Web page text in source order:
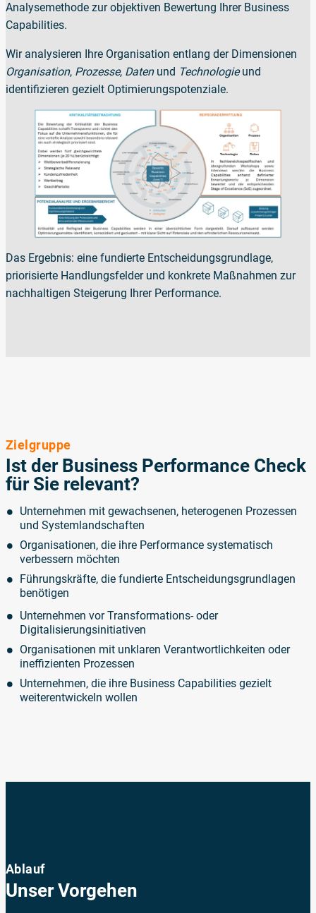
Analysemethode zur objektiven Bewertung Ihrer Business
Capabilities.
Wir analysieren Ihre Organisation entlang der Dimensionen
Organisation, Prozesse, Datenund Technologieund
identifizieren gezielt Optimierungspotenziale.
Das Ergebnis: eine fundierte Entscheidungsgrundlage,
priorisierte Handlungsfelder und konkrete Maßnahmen zur
nachhaltigen Steigerung Ihrer Performance.
Zielgruppe
Ist der Business Performance Check
für Sie relevant?
Unternehmen mit gewachsenen, heterogenen Prozessen
und Systemlandschaften
Organisationen, die ihre Performance systematisch
verbessern möchten
Führungskräfte, die fundierte Entscheidungsgrundlagen
benötigen
Unternehmen vor Transformations- oder
Digitalisierungsinitiativen
Organisationen mit unklaren Verantwortlichkeiten oder
ineffizienten Prozessen
Unternehmen, die ihre Business Capabilities gezielt
weiterentwickeln wollen
Ablauf
Unser Vorgehen